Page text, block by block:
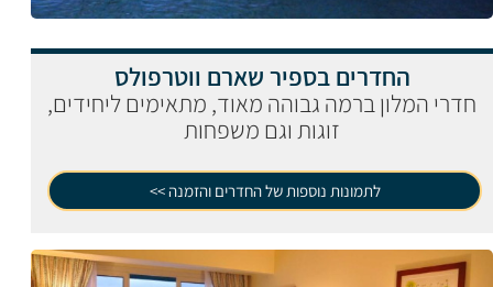
החדרים בספיר שארם ווטרפולס
חדרי המלון ברמה גבוהה מאוד, מתאימים ליחידים,
זוגות וגם משפחות
לתמונות נוספות של החדרים והזמנה >>